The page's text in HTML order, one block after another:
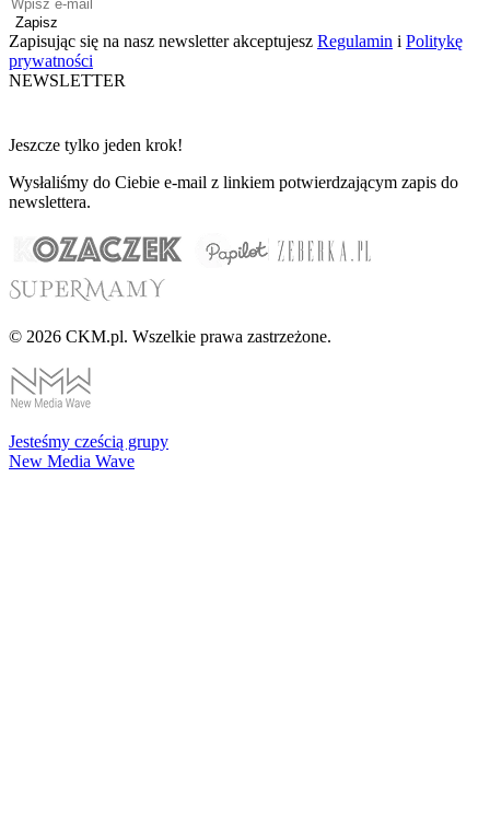
Zapisz
Zapisując się na nasz newsletter akceptujesz Regulamin i Politykę
prywatności
NEWSLETTER
Jeszcze tylko jeden krok!
Wysłaliśmy do Ciebie e-mail z linkiem potwierdzającym zapis do
newslettera.
© 2026 CKM.pl. Wszelkie prawa zastrzeżone.
Jesteśmy cześcią grupy
New Media Wave